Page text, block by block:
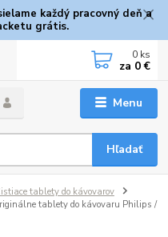
každý pracovný deň a
grátis.
Menu
Hľadať
0 ks
za 0 €
tablety do kávovarov
tablety do kávovaru Philips /